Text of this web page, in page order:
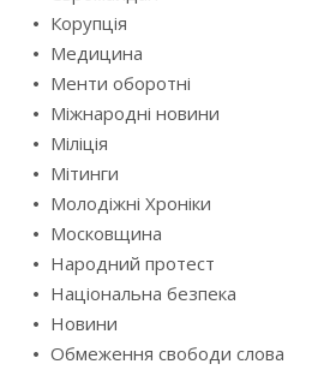
Корупція
Медицина
Менти оборотні
Міжнародні новини
Міліція
Мітинги
Молодіжні Хроніки
Московщина
Народний протест
Національна безпека
Новини
Обмеження свободи слова